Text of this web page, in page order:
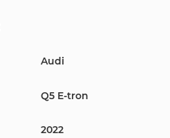
Audi
Q5 E-tron
2022